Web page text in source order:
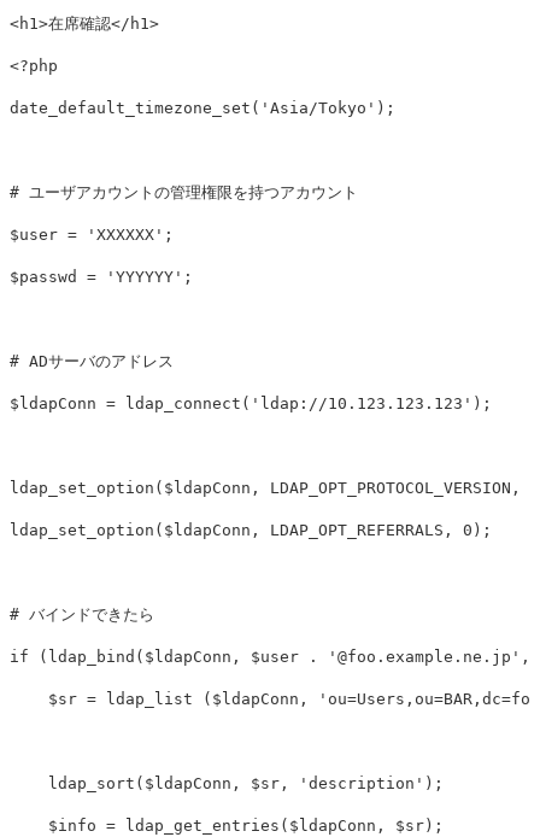
<h1>在席確認</h1>
<?php
date_default_timezone_set ( 'Asia/Tokyo' );
# ユーザアカウントの管理権限を持つアカウント
$user = 'XXXXXX' ;
$passwd = 'YYYYYY' ;
# ADサーバのアドレス
$ldapConn = ldap_connect ( 'ldap://10.123.123.123' );
ldap_set_option ( $ldapConn , LDAP_OPT_PROTOCOL_VERSION ,
ldap_set_option ( $ldapConn , LDAP_OPT_REFERRALS , 0 );
# バインドできたら
if ( ldap_bind ( $ldapConn , $user . '@foo.example.ne.jp' ,
$sr = ldap_list ( $ldapConn ,
ldap_sort ( $ldapConn , $sr , 'description' );
$info = ldap_get_entries ( $ldapConn , $sr );